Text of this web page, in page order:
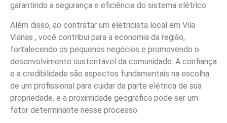
garantindo a segurança e eficiência do sistema elétrico.
Além disso, ao contratar um eletricista local em Vila
Vianas , você contribui para a economia da região,
fortalecendo os pequenos negócios e promovendo o
desenvolvimento sustentável da comunidade. A confiança
e a credibilidade são aspectos fundamentais na escolha
de um profissional para cuidar da parte elétrica de sua
propriedade, e a proximidade geográfica pode ser um
fator determinante nesse processo.